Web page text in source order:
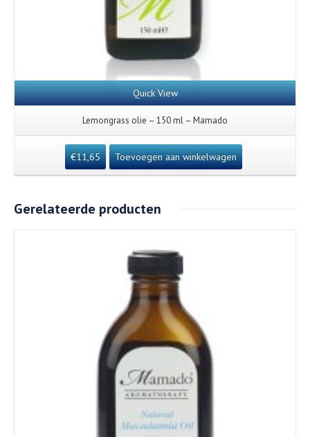
Quick View
Lemongrass olie – 150 ml – Mamado
€11,65 Toevoegen aan winkelwagen
Gerelateerde producten